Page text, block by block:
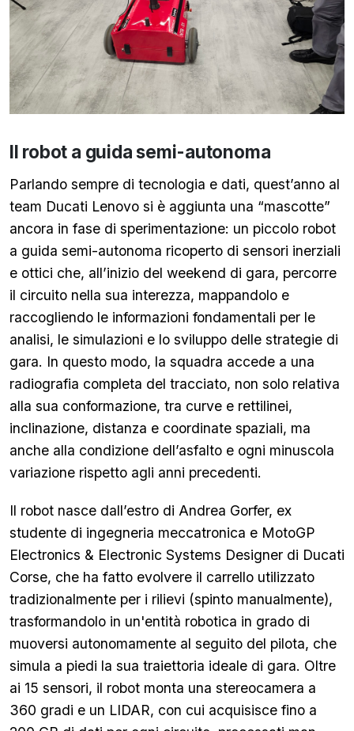
Il robot a guida semi-autonoma
Parlando sempre di tecnologia e dati, quest’anno al
team Ducati Lenovo si è aggiunta una “mascotte”
ancora in fase di sperimentazione: un piccolo robot
a guida semi-autonoma ricoperto di sensori inerziali
e ottici che, all’inizio del weekend di gara, percorre
il circuito nella sua interezza, mappandolo e
raccogliendo le informazioni fondamentali per le
analisi, le simulazioni e lo sviluppo delle strategie di
gara. In questo modo, la squadra accede a una
radiografia completa del tracciato, non solo relativa
alla sua conformazione, tra curve e rettilinei,
inclinazione, distanza e coordinate spaziali, ma
anche alla condizione dell’asfalto e ogni minuscola
variazione rispetto agli anni precedenti.
Il robot nasce dall’estro di Andrea Gorfer, ex
studente di ingegneria meccatronica e MotoGP
Electronics & Electronic Systems Designer di Ducati
Corse, che ha fatto evolvere il carrello utilizzato
tradizionalmente per i rilievi (spinto manualmente),
trasformandolo in un'entità robotica in grado di
muoversi autonomamente al seguito del pilota, che
simula a piedi la sua traiettoria ideale di gara. Oltre
ai 15 sensori, il robot monta una stereocamera a
360 gradi e un LIDAR, con cui acquisisce fino a